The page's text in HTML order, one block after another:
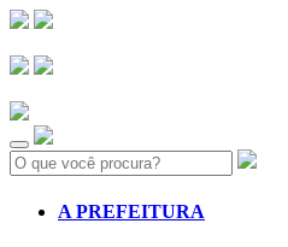
Search:
A PREFEITURA